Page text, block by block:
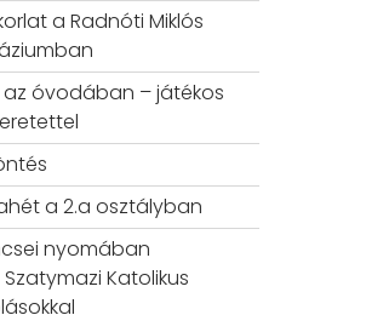
a Radnóti Miklós
óvodában – játékos
a 2.a osztályban
nyomában
Katolikus